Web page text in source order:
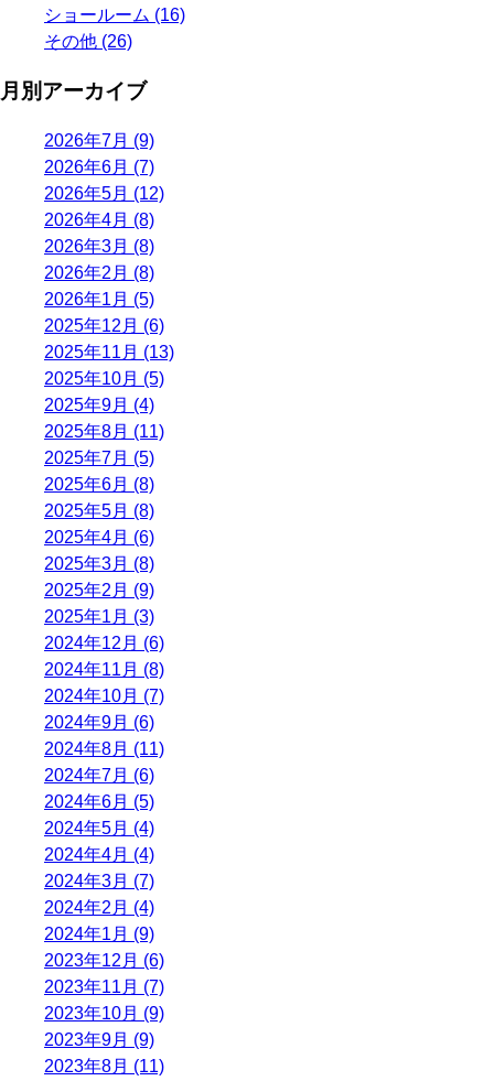
ショールーム (16)
その他 (26)
月別アーカイブ
2026年7月 (9)
2026年6月 (7)
2026年5月 (12)
2026年4月 (8)
2026年3月 (8)
2026年2月 (8)
2026年1月 (5)
2025年12月 (6)
2025年11月 (13)
2025年10月 (5)
2025年9月 (4)
2025年8月 (11)
2025年7月 (5)
2025年6月 (8)
2025年5月 (8)
2025年4月 (6)
2025年3月 (8)
2025年2月 (9)
2025年1月 (3)
2024年12月 (6)
2024年11月 (8)
2024年10月 (7)
2024年9月 (6)
2024年8月 (11)
2024年7月 (6)
2024年6月 (5)
2024年5月 (4)
2024年4月 (4)
2024年3月 (7)
2024年2月 (4)
2024年1月 (9)
2023年12月 (6)
2023年11月 (7)
2023年10月 (9)
2023年9月 (9)
2023年8月 (11)